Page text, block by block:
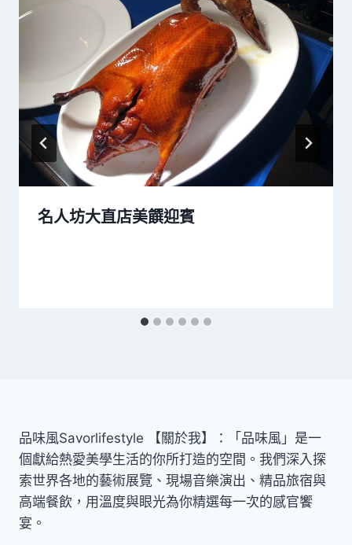
名人坊大直店美饌迎賓
品味風Savorlifestyle 【關於我】：「品味風」是一
個獻給熱愛美學生活的你所打造的空間。我們深入探
索世界各地的藝術展覽、現場音樂演出、精品旅宿與
高端餐飲，用溫度與眼光為你精選每一次的感官饗
宴。